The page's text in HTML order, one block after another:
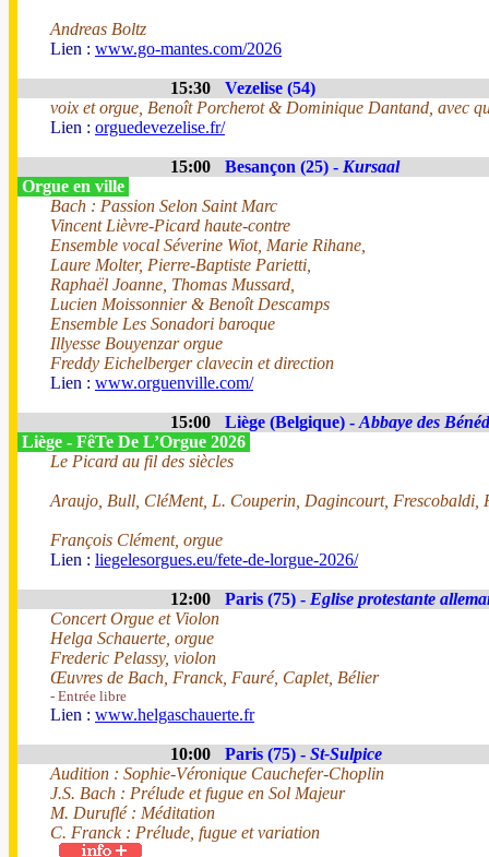
Andreas Boltz
Lien : www.go-mantes.com/2026
15:30
Vezelise (54)
voix et orgue, Benoît Porcherot & Dominique Dantand, avec
Lien : orguedevezelise.fr/
15:00 Besançon (25) - Kursaal
Orgue en ville
Bach : Passion Selon Saint Marc
Vincent Lièvre-Picard haute-contre
Ensemble vocal Séverine Wiot, Marie Rihane,
Laure Molter, Pierre-Baptiste Parietti,
Raphaël Joanne, Thomas Mussard,
Lucien Moissonnier & Benoît Descamps
Ensemble Les Sonadori baroque
Illyesse Bouyenzar orgue
Freddy Eichelberger clavecin et direction
Lien : www.orguenville.com/
15:00 Liège (Belgique) - Abbaye des
Liège - FêTe De L’Orgue 2026
Le Picard au fil des siècles
Araujo, Bull, CléMent, L. Couperin, Dagincourt, Frescobaldi,
François Clément, orgue
Lien : liegelesorgues.eu/fete-de-lorgue-2026/
12:00 Paris (75) - Eglise protestante
Concert Orgue et Violon
Helga Schauerte, orgue
Frederic Pelassy, violon
Œuvres de Bach, Franck, Fauré, Caplet, Bélier
- Entrée libre
Lien : www.helgaschauerte.fr
10:00 Paris (75) - St-Sulpice
Audition : Sophie-Véronique Cauchefer-Choplin
J.S. Bach : Prélude et fugue en Sol Majeur
M. Duruflé : Méditation
C. Franck : Prélude, fugue et variation